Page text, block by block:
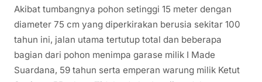
Akibat tumbangnya pohon setinggi 15 meter dengan
diameter 75 cm yang diperkirakan berusia sekitar 100
tahun ini, jalan utama tertutup total dan beberapa
bagian dari pohon menimpa garase milik I Made
Suardana, 59 tahun serta emperan warung milik Ketut